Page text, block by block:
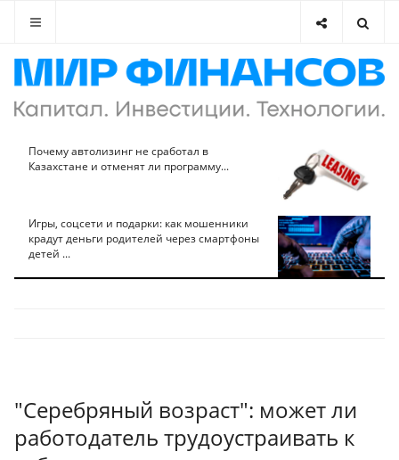
Почему автолизинг не сработал в
Казахстане и отменят ли программу...
Игры, соцсети и подарки: как мошенники
крадут деньги родителей через смартфоны
детей ...
"Серебряный возраст": может ли
работодатель трудоустраивать к